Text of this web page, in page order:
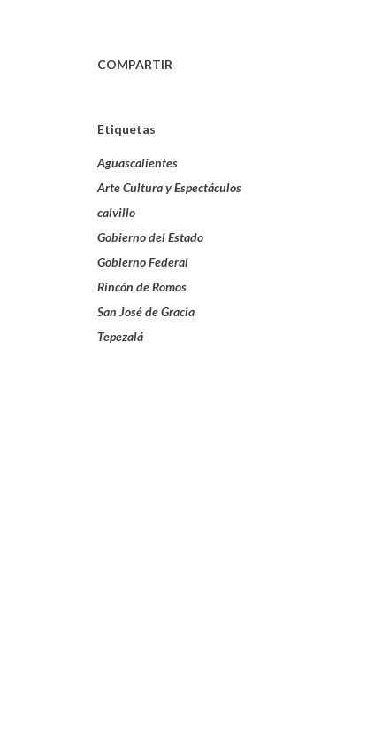
COMPARTIR
Etiquetas
Aguascalientes
Arte Cultura y Espectáculos
calvillo
Gobierno del Estado
Gobierno Federal
Rincón de Romos
San José de Gracia
Tepezalá